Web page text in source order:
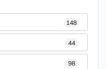
148
44
98